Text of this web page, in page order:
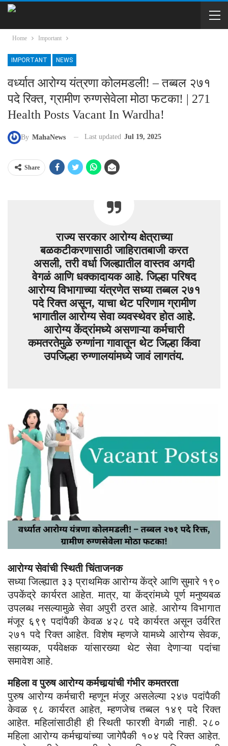
Home Important
IMPORTANT NEWS
वर्ध्यात आरोग्य यंत्रणा कोलमडली! – तब्बल २७१
पदे रिक्त, ग्रामीण रुग्णसेवेला मोठा फटका! | 271
Health Posts Vacant In Wardha!
By MahaNews Last updated Jul 19, 2025
Share
राज्य सरकार आरोग्य क्षेत्राच्या
बळकटीकरणासाठी जाहिरातबाजी करत
असली, तरी वर्धा जिल्ह्यातील वास्तव अगदी
वेगळं आणि धक्कादायक आहे. जिल्हा परिषद
आरोग्य विभागाच्या यंत्रणेत सध्या तब्बल २७१
पदे रिक्त असून, याचा थेट परिणाम ग्रामीण
भागातील आरोग्य सेवा व्यवस्थेवर होत आहे.
आरोग्य केंद्रांमध्ये असणाऱ्या कर्मचारी
कमतरतेमुळे रुग्णांना गावातून थेट जिल्हा किंवा
उपजिल्हा रुग्णालयांमध्ये जावं लागतंय.
आरोग्य सेवांची स्थिती चिंताजनक
सध्या जिल्ह्यात ३३ प्राथमिक आरोग्य केंद्रे आणि सुमारे १९०
उपकेंद्रे कार्यरत आहेत. मात्र, या केंद्रांमध्ये पूर्ण मनुष्यबळ
उपलब्ध नसल्यामुळे सेवा अपुरी ठरत आहे. आरोग्य विभागात
मंजूर ६९९ पदांपैकी केवळ ४२८ पदे कार्यरत असून उर्वरित
२७१ पदे रिक्त आहेत. विशेष म्हणजे यामध्ये आरोग्य सेवक,
सहाय्यक, पर्यवेक्षक यांसारख्या थेट सेवा देणाऱ्या पदांचा
समावेश आहे.
महिला व पुरुष आरोग्य कर्मचार्‍यांची गंभीर कमतरता
पुरुष आरोग्य कर्मचारी म्हणून मंजूर असलेल्या २४७ पदांपैकी
केवळ ९८ कार्यरत आहेत, म्हणजेच तब्बल १४९ पदे रिक्त
आहेत. महिलांसाठीही ही स्थिती फारशी वेगळी नाही. २८०
महिला आरोग्य कर्मचार्‍यांच्या जागेपैकी १०४ पदे रिक्त आहेत.